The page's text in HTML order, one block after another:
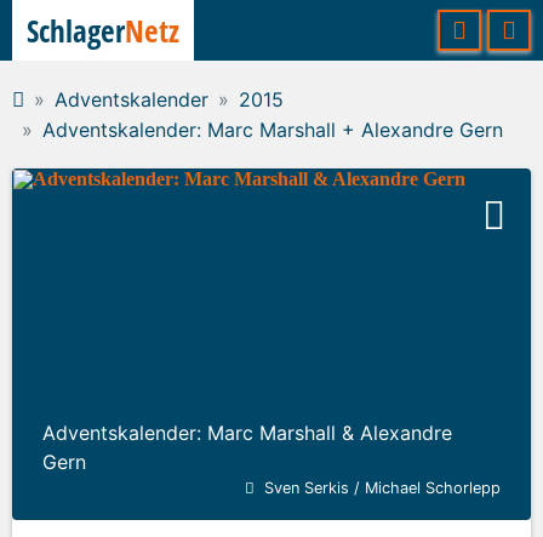
Adventskalender
2015
Adventskalender: Marc Marshall + Alexandre Gern
Adventskalender: Marc Marshall & Alexandre
Gern
Sven Serkis / Michael Schorlepp
SchlagerNetz